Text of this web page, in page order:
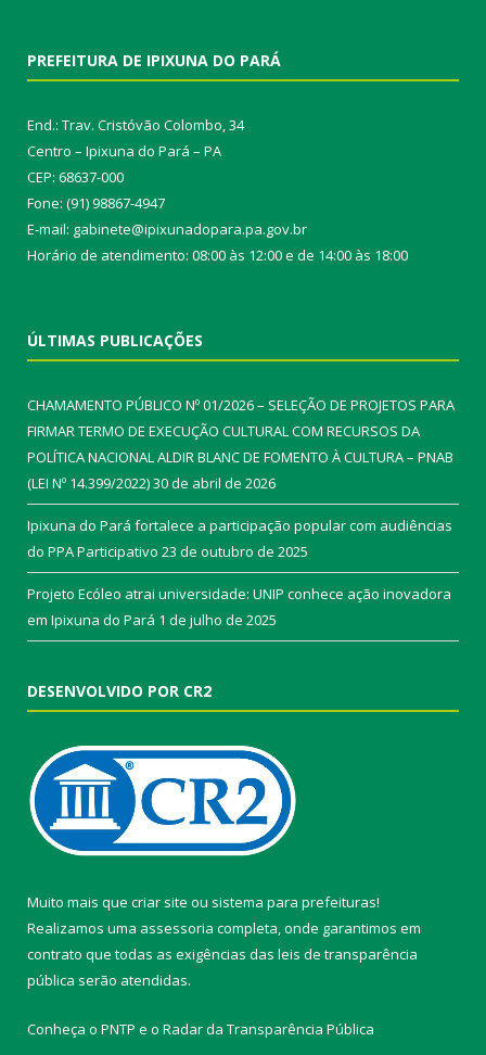
PREFEITURA DE IPIXUNA DO PARÁ
End.: Trav. Cristóvão Colombo, 34
Centro – Ipixuna do Pará – PA
CEP: 68637-000
Fone: (91) 98867-4947
E-mail: gabinete@ipixunadopara.pa.gov.br
Horário de atendimento: 08:00 às 12:00 e de 14:00 às 18:00
ÚLTIMAS PUBLICAÇÕES
CHAMAMENTO PÚBLICO Nº 01/2026 – SELEÇÃO DE PROJETOS PARA
FIRMAR TERMO DE EXECUÇÃO CULTURAL COM RECURSOS DA
POLÍTICA NACIONAL ALDIR BLANC DE FOMENTO À CULTURA – PNAB
(LEI Nº 14.399/2022)30 de abril de 2026
Ipixuna do Pará fortalece a participação popular com audiências
do PPA Participativo 23 de outubro de 2025
Projeto Ecóleo atrai universidade: UNIP conhece ação inovadora
em Ipixuna do Pará 1 de julho de 2025
DESENVOLVIDO POR CR2
Muito mais que criar site ou sistema para prefeituras!
Realizamos uma assessoria completa, onde garantimos em
contrato que todas as exigências das leis de transparência
pública serão atendidas.
Conheça o PNTP e o Radar da Transparência Pública